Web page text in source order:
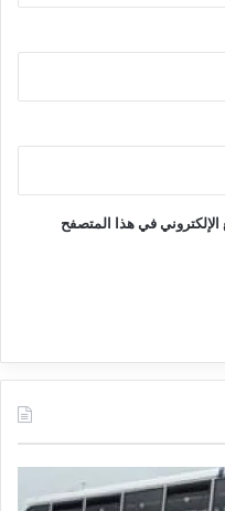
في هذا المتصفح